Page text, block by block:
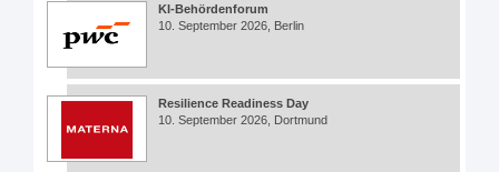
KI-Behördenforum
10. September 2026, Berlin
Resilience Readiness Day
10. September 2026, Dortmund